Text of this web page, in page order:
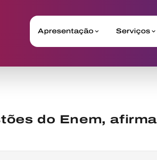
Apresentação Serviços
do Enem,